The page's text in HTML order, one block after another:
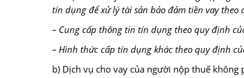
tín dụng để xử lý tài sản bảo đảm tiền vay
– Cung cấp thông tin tín dụng theo quy định
– Hình thức cấp tín dụng khác theo quy định
b) Dịch vụ cho vay của người nộp thuế không